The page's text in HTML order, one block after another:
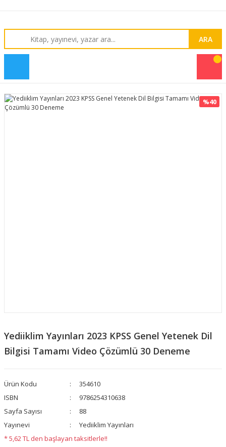
ARA
%40
Yediiklim Yayınları 2023 KPSS Genel Yetenek Dil
Bilgisi Tamamı Video Çözümlü 30 Deneme
Ürün Kodu
354610
ISBN
9786254310638
Sayfa Sayısı
88
Yayınevi
Yediiklim Yayınları
* 5,62 TL den başlayan taksitlerle!!